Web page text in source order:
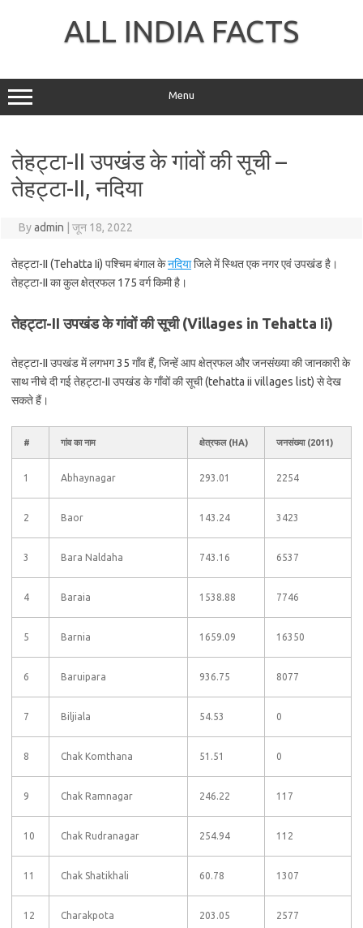
ALL INDIA FACTS
Menu
तेहट्टा-II उपखंड के गांवों की सूची –
तेहट्टा-II, नदिया
Byadmin जून 18, 2022
तेहट्टा-II (Tehatta Ii) पश्चिम बंगाल केनदियाजिले में स्थित एक नगर एवं उपखंड है।
तेहट्टा-II का कुल क्षेत्रफल 175 वर्ग किमी है।
तेहट्टा-II उपखंड के गांवों की सूची (Villages in Tehatta Ii)
तेहट्टा-II उपखंड में लगभग 35 गाँव हैं, जिन्हें आप क्षेत्रफल और जनसंख्या की जानकारी के
साथ नीचे दी गई तेहट्टा-II उपखंड के गाँवों की सूची (tehatta ii villages list) से देख
सकते हैं।
# गांव का नाम क्षेत्रफल (HA) जनसंख्या (2011)
1 Abhaynagar 293.01 2254
2 Baor 143.24 3423
3 Bara Naldaha 743.16 6537
4 Baraia 1538.88 7746
5 Barnia 1659.09 16350
6 Baruipara 936.75 8077
7 Biljiala 54.53 0
8 Chak Komthana 51.51 0
9 Chak Ramnagar 246.22 117
10 Chak Rudranagar 254.94 112
11 Chak Shatikhali 60.78 1307
12 Charakpota 203.05 2577